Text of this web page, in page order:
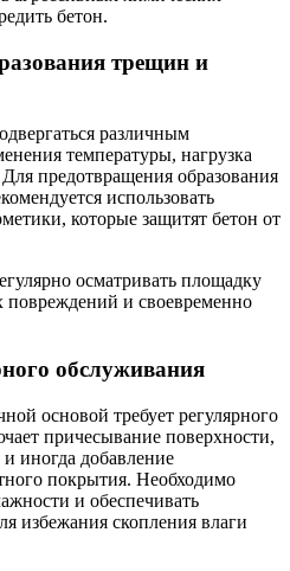
бетон.
трещин и
различным
температуры, нагрузка
предотвращения образования
использовать
которые защитят бетон от
осматривать площадку
и своевременно
обслуживания
основой требует регулярного
причесывание поверхности,
иногда добавление
покрытия. Необходимо
и обеспечивать
избежания скопления влаги